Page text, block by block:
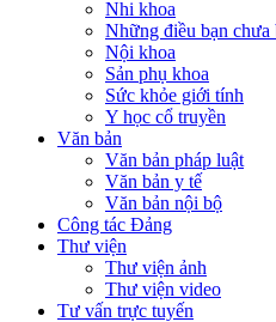
Nhi khoa
Những điều bạn chưa
Nội khoa
Sản phụ khoa
Sức khỏe giới tính
Y học cổ truyền
Văn bản
Văn bản pháp luật
Văn bản y tế
Văn bản nội bộ
Công tác Đảng
Thư viện
Thư viện ảnh
Thư viện video
Tư vấn trực tuyến